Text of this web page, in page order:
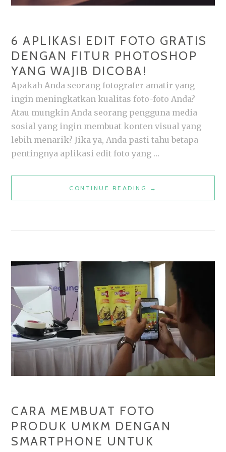
6 APLIKASI EDIT FOTO GRATIS
DENGAN FITUR PHOTOSHOP
YANG WAJIB DICOBA!
Apakah Anda seorang fotografer amatir yang
ingin meningkatkan kualitas foto-foto Anda?
Atau mungkin Anda seorang pengguna media
sosial yang ingin membuat konten visual yang
lebih menarik? Jika ya, Anda pasti tahu betapa
pentingnya aplikasi edit foto yang …
CONTINUE READING
6
APLIKASI
FITUR
PHOTOSHOP
YANG
WAJIB
DICOBA!
→
CARA MEMBUAT FOTO
PRODUK UMKM DENGAN
SMARTPHONE UNTUK